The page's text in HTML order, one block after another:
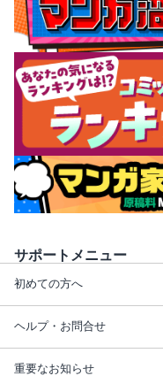
サポートメニュー
初めての方へ
ヘルプ・お問合せ
重要なお知らせ